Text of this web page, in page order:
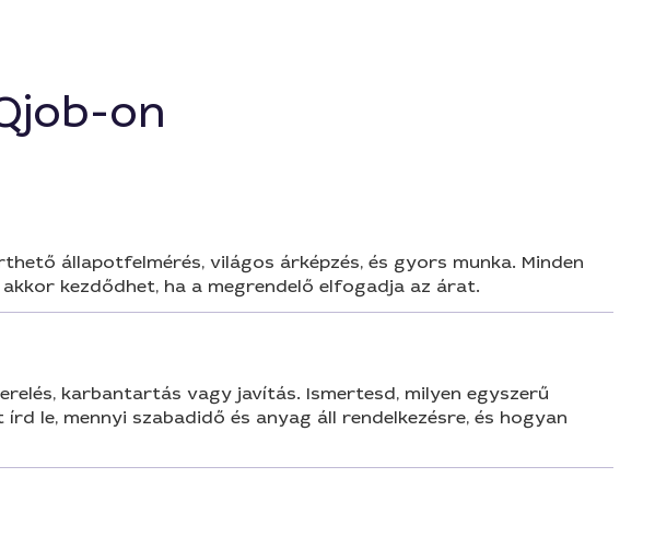
on
állapotfelmérés, világos árképzés, és gyors munka. Minden
kezdődhet, ha a megrendelő elfogadja az árat.
karbantartás vagy javítás. Ismertesd, milyen egyszerű
le, mennyi szabadidő és anyag áll rendelkezésre, és hogyan